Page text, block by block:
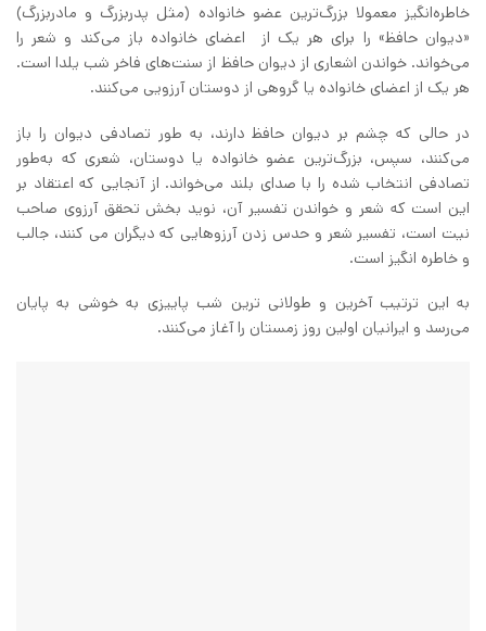
خاطره‌انگیز معمولا بزرگ‌ترین عضو خانواده (مثل پدربزرگ و مادربزرگ)
«دیوان حافظ» را برای هر یک از اعضای خانواده باز می‌کند و شعر را
می‌خواند. خواندن اشعاری از دیوان حافظ از سنت‌های فاخر شب یلدا است.
هر یک از اعضای خانواده یا گروهی از دوستان آرزویی می‌کنند.
در حالی که چشم بر دیوان حافظ دارند، به طور تصادفی دیوان را باز
می‌کنند، سپس، بزرگ‌ترین عضو خانواده یا دوستان، شعری که به‌طور
تصادفی انتخاب شده را با صدای بلند می‌خواند. از آنجایی که اعتقاد بر
این است که شعر و خواندن تفسیر آن، نوید بخش تحقق آرزوی صاحب
نیت است، تفسیر شعر و حدس زدن آرزوهایی که دیگران می کنند، جالب
و خاطره انگیز است.
به این ترتیب آخرین و طولانی ترین شب پاییزی به خوشی به پایان
می‌رسد و ایرانیان اولین روز زمستان را آغاز می‌کنند.